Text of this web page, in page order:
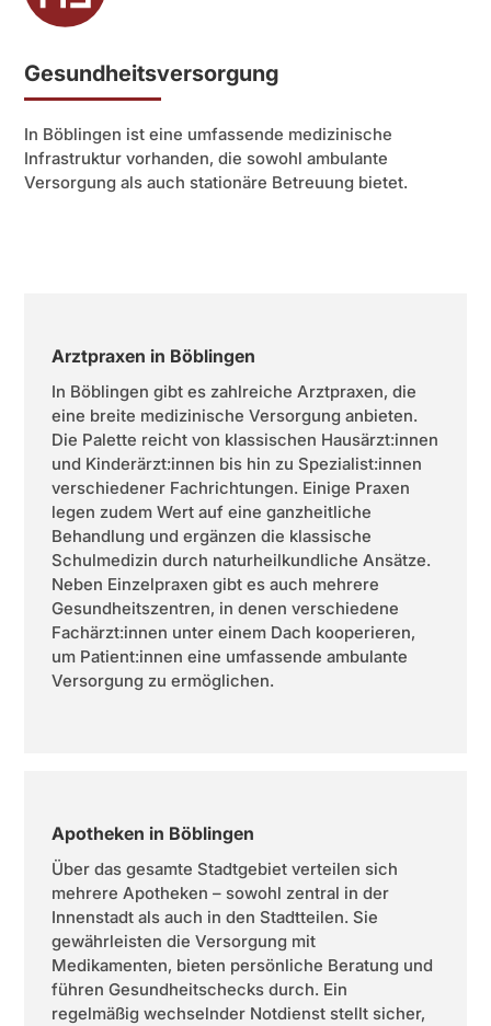
Gesundheitsversorgung
In Böblingen ist eine umfassende medizinische
Infrastruktur vorhanden, die sowohl ambulante
Versorgung als auch stationäre Betreuung bietet.
Arztpraxen in Böblingen
In Böblingen gibt es zahlreiche Arztpraxen, die
eine breite medizinische Versorgung anbieten.
Die Palette reicht von klassischen Hausärzt:innen
und Kinderärzt:innen bis hin zu Spezialist:innen
verschiedener Fachrichtungen. Einige Praxen
legen zudem Wert auf eine ganzheitliche
Behandlung und ergänzen die klassische
Schulmedizin durch naturheilkundliche Ansätze.
Neben Einzelpraxen gibt es auch mehrere
Gesundheitszentren, in denen verschiedene
Fachärzt:innen unter einem Dach kooperieren,
um Patient:innen eine umfassende ambulante
Versorgung zu ermöglichen.
Apotheken in Böblingen
Über das gesamte Stadtgebiet verteilen sich
mehrere Apotheken – sowohl zentral in der
Innenstadt als auch in den Stadtteilen. Sie
gewährleisten die Versorgung mit
Medikamenten, bieten persönliche Beratung und
führen Gesundheitschecks durch. Ein
regelmäßig wechselnder Notdienst stellt sicher,